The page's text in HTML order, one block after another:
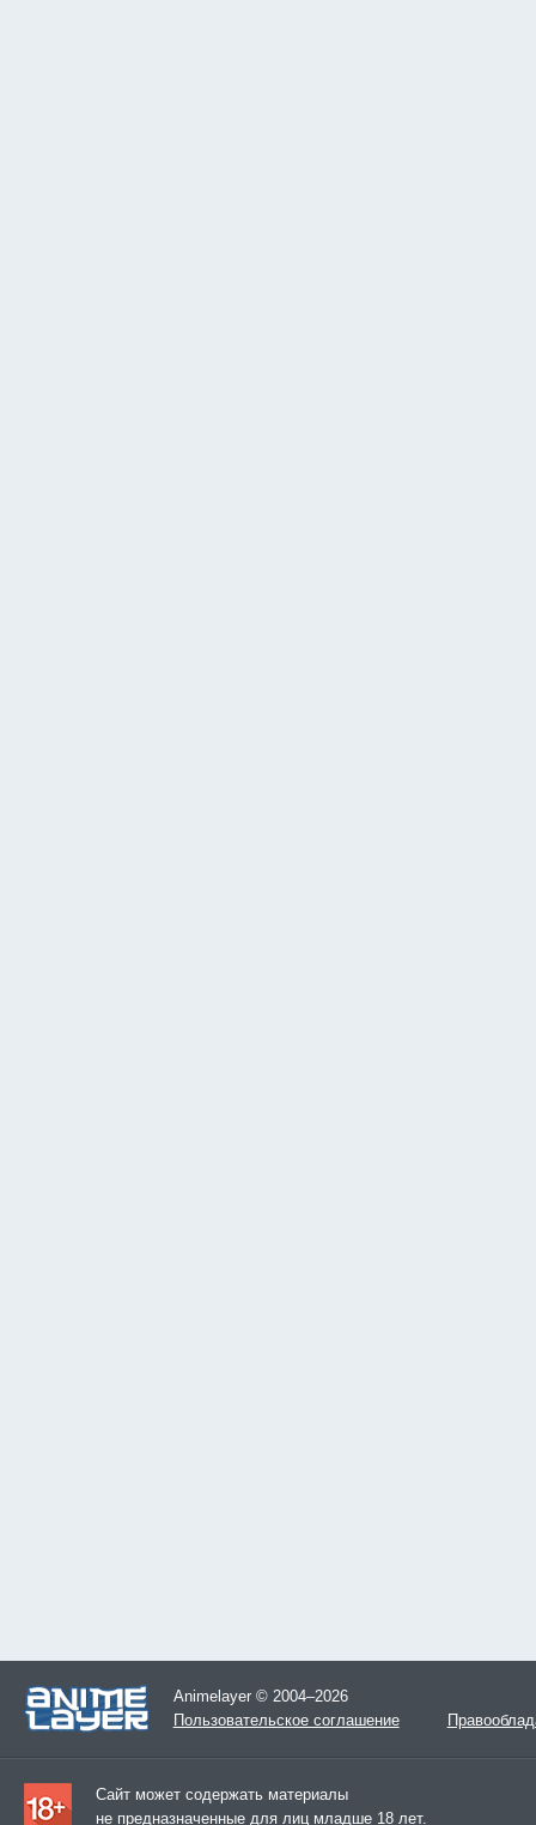
Animelayer © 2004–2026
Пользовательское соглашение
Сайт может содержать материалы
не предназначенные для лиц младше 18 лет.